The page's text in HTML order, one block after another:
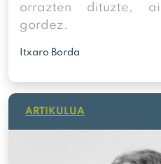
orrazten dituzte,
gordez.
Itxaro Borda
ARTIKULUA